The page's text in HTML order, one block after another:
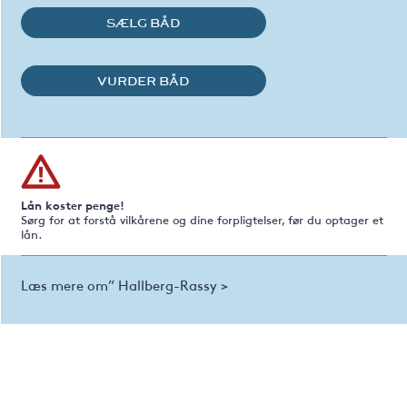
SÆLG BÅD
VURDER BÅD
Lån koster penge!
Sørg for at forstå vilkårene og dine forpligtelser, før du optager et
lån.
Læs mere om” Hallberg-Rassy >